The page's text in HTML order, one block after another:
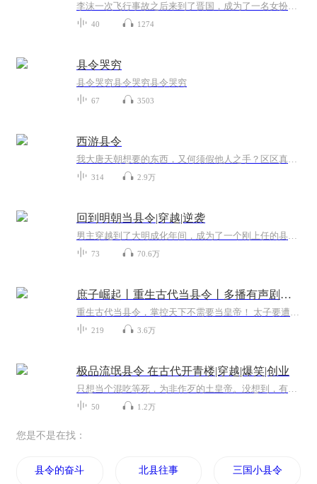
李沫一次飞行事故之后来到了晋国，成为了一名女扮男装的女县令，从此开始了苦逼的县令生涯！松江县人穷，地穷，山穷，水穷，总而言之就是一个字。要致富，先修路，少生孩子，多种树，于是李沫带领全县人民开始在奔小康的道路上奔驰！
40 1274
县令哭穷
县令哭穷县令哭穷县令哭穷
67 3503
西游县令
我大唐天朝想要的东西，又何须假他人之手？区区真经，本官唾手可得！大唐贞观十二年。 三月的长安城，已是一派春日盛景。 牡丹花开，盈街十里。 热闹的朱雀大街上，有来自天南地北的奇珍，车水马龙，人流如织。 那些随处可见的胡人，...
314 2.9万
回到明朝当县令|穿越|逆袭
男主穿越到了大明成化年间，成为了一个刚上任的县令。看他如何逆袭走上人生巅峰。
73 70.6万
庶子崛起丨重生古代当县令丨多播有声剧丨金手指丨扮猪吃虎
重生古代当县令，掌控天下不需要当皇帝！ 太子要遭皇帝的反，老子要砸皇家的碗！ 收听福利 1. 7月收听奖励：每周收听满专辑满20小时，凭截图领取红包奖励；2. 订阅、评价专辑，每周在专辑评论区抽取3位优质评价送出6.6现金奖励；3. 专辑声音评论区写下你对...
219 3.6万
极品流氓县令 在古代开青楼|穿越|爆笑|创业
只想当个混吃等死，为非作歹的土皇帝。没想到，有一天女帝微服私访，他暴露了这个全国垫底的穷县太魔幻！县令白天是清官，晚上开养生会所，街道干净得能舔，却暗藏"宰客天团"——黑导游狞笑："不掏空钱包算我输！"一匹马享受帝王SPA？小意思！当微服女帝撞...
50 1.2万
您是不是在找：
县令的奋斗 北县往事 三国小县令